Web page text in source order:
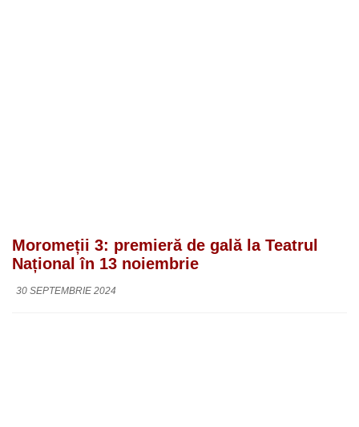
Moromeții 3: premieră de gală la Teatrul
Național în 13 noiembrie
30 SEPTEMBRIE 2024